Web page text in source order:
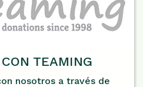
TEAMING
nosotros a través de